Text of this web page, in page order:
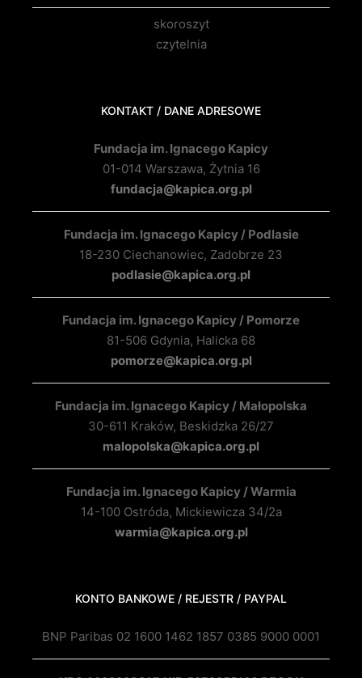
skoroszyt
czytelnia
KONTAKT / DANE ADRESOWE
Fundacja im. Ignacego Kapicy
01-014 Warszawa, Żytnia 16
fundacja@kapica.org.pl
Fundacja im. Ignacego Kapicy / Podlasie
18-230 Ciechanowiec, Zadobrze 23
podlasie@kapica.org.pl
Fundacja im. Ignacego Kapicy / Pomorze
81-506 Gdynia, Halicka 68
pomorze@kapica.org.pl
Fundacja im. Ignacego Kapicy / Małopolska
30-611 Kraków, Beskidzka 26/27
malopolska@kapica.org.pl
Fundacja im. Ignacego Kapicy / Warmia
14-100 Ostróda, Mickiewicza 34/2a
warmia@kapica.org.pl
KONTO BANKOWE / REJESTR / PAYPAL
BNP Paribas 02 1600 1462 1857 0385 9000 0001